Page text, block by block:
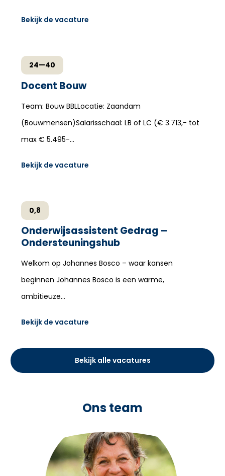
Bekijk de vacature
24—40
Docent Bouw
Team: Bouw BBLLocatie: Zaandam
(Bouwmensen)Salarisschaal: LB of LC (€ 3.713,- tot
max € 5.495-…
Bekijk de vacature
0,8
Onderwijsassistent Gedrag –
Ondersteuningshub
Welkom op Johannes Bosco – waar kansen
beginnen Johannes Bosco is een warme,
ambitieuze…
Bekijk de vacature
Bekijk alle vacatures
Ons team